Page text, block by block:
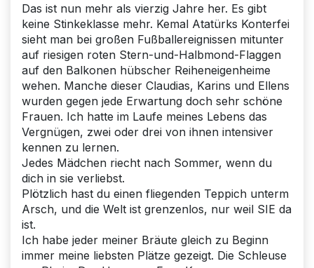
Das ist nun mehr als vierzig Jahre her. Es gibt
keine Stinkeklasse mehr. Kemal Atatürks Konterfei
sieht man bei großen Fußballereignissen mitunter
auf riesigen roten Stern-und-Halbmond-Flaggen
auf den Balkonen hübscher Reiheneigenheime
wehen. Manche dieser Claudias, Karins und Ellens
wurden gegen jede Erwartung doch sehr schöne
Frauen. Ich hatte im Laufe meines Lebens das
Vergnügen, zwei oder drei von ihnen intensiver
kennen zu lernen.
Jedes Mädchen riecht nach Sommer, wenn du
dich in sie verliebst.
Plötzlich hast du einen fliegenden Teppich unterm
Arsch, und die Welt ist grenzenlos, nur weil SIE da
ist.
Ich habe jeder meiner Bräute gleich zu Beginn
immer meine liebsten Plätze gezeigt. Die Schleuse